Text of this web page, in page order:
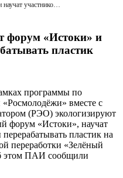
Волонтёры экологизируют форум «Истоки» и научат участников перерабатывать пластик
форум «Истоки» и
пластик
программы по
вместе с
(РЭО) экологизируют
форум «Истоки», научат
пластик на
переработки «Зелёный
этом ПАИ сообщили